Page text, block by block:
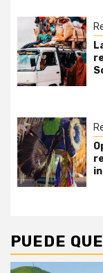
PUEDE